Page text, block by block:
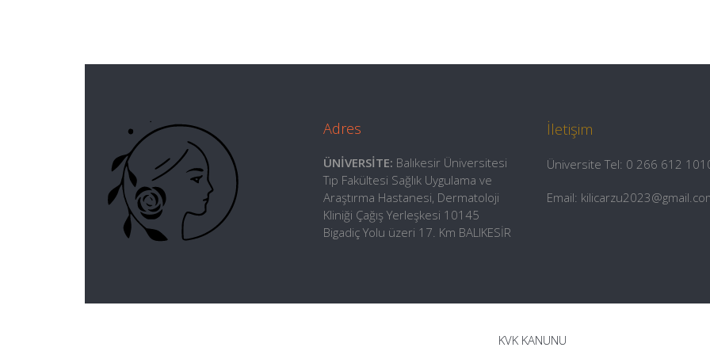
Adres
ÜNİVERSİTE: Balıkesir Üniversitesi
Tıp Fakültesi Sağlık Uygulama ve
Araştırma Hastanesi, Dermatoloji
Kliniği Çağış Yerleşkesi 10145
Bigadiç Yolu üzeri 17. Km BALIKESİR
İletişim
Üniversite Tel: 0 266 612
Email:
KVK KANUNU